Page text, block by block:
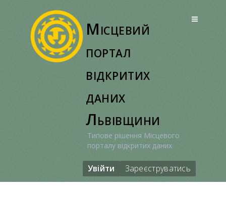
Місцевий
портал
відкритих
даних
Львівщини
Типове рішення Місцевого
порталу відкритих даних
Увійти Зареєструватись